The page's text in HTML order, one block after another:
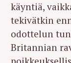
käyntiä,
tekivätkin
odottelun
Britannian